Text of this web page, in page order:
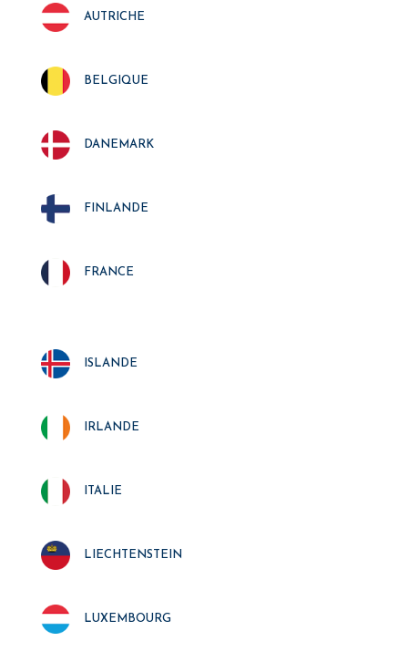
autriche
belgique
danemark
finlande
france
islande
irlande
italie
liechtenstein
luxembourg